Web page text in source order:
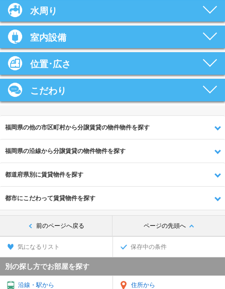
水周り
室内設備
位置･広さ
こだわり
福岡県の他の市区町村から分譲賃貸の物件物件を探す
福岡県の沿線から分譲賃貸の物件物件を探す
都道府県別に賃貸物件を探す
都市にこだわって賃貸物件を探す
前のページへ戻る ページの先頭へ
気になるリスト 保存中の条件
別の探し方でお部屋を探す
沿線・駅から 住所から